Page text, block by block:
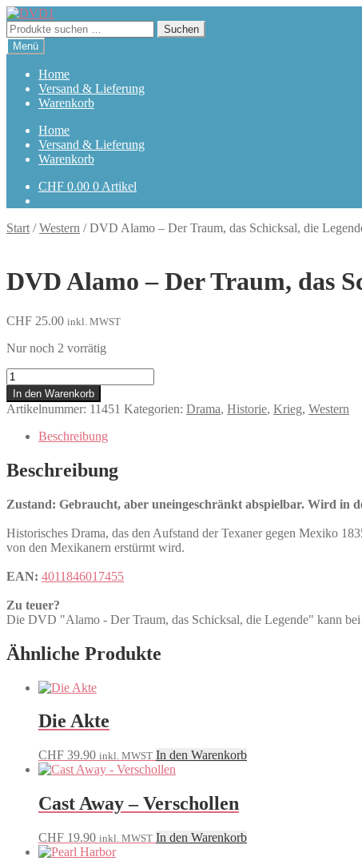
Zur
Navigation
springen
Zum
Inhalt
springen
Suchen
nach:
Suchen
Menü
Home
Versand & Lieferung
Warenkorb
Home
Versand & Lieferung
Warenkorb
CHF 0.00 0 Artikel
Start /Western /DVD Alamo – Der Traum, das Schicksal, die
DVD Alamo – Der Traum, das
CHF 25.00 inkl. MWST
Nur noch 2 vorrätig
Alamo
-
Der
Traum,
Schicksal,
die
Legende
In den Warenkorb
Artikelnummer: 11451 Kategorien: Drama, Historie, Krieg, Western
Beschreibung
Beschreibung
Zustand: Gebraucht, aber uneingeschränkt abspielbar. Wird in
Historisches Drama, das den Aufstand der Texaner gegen Mexiko
von den Mexikanern erstürmt wird.
EAN: 4011846017455
Zu teuer?
Die DVD "Alamo - Der Traum, das Schicksal, die Legende" kann
Ähnliche Produkte
Die Akte
CHF 39.90 inkl. MWST In den Warenkorb
Cast Away – Verschollen
CHF 19.90 inkl. MWST In den Warenkorb